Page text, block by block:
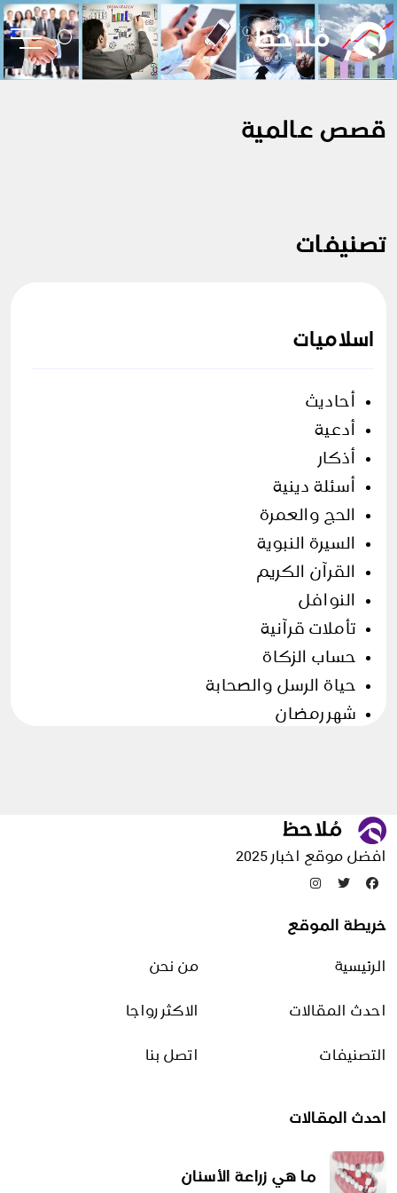
قصص عالمية
تصنيفات
اسلاميات
أحاديث
أدعية
أذكار
أسئلة دينية
الحج والعمرة
السيرة النبوية
القرآن الكريم
النوافل
تأملات قرآنية
حساب الزكاة
حياة الرسل والصحابة
شهر رمضان
الأسرة
شؤون منزلية
طرق التحسين
افضل موقع اخبار 2025
خريطة الموقع
الرئيسية من نحن
احدث المقالات الاكثر رواجا
التصنيفات اتصل بنا
احدث المقالات
ما هي زراعة الأسنان